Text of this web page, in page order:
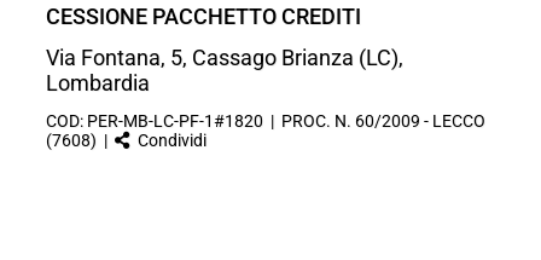
CESSIONE PACCHETTO CREDITI
Via Fontana, 5, Cassago Brianza (LC),
Lombardia
COD: PER-MB-LC-PF-1#1820 | PROC. N. 60/2009 - LECCO
(7608) |
Condividi